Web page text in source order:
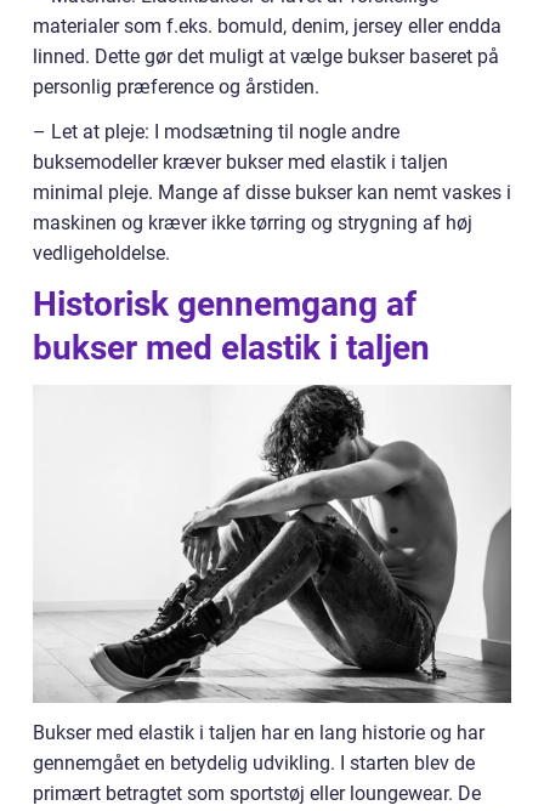
materialer som f.eks. bomuld, denim, jersey eller endda
linned. Dette gør det muligt at vælge bukser baseret på
personlig præference og årstiden.
– Let at pleje: I modsætning til nogle andre
buksemodeller kræver bukser med elastik i taljen
minimal pleje. Mange af disse bukser kan nemt vaskes i
maskinen og kræver ikke tørring og strygning af høj
vedligeholdelse.
Historisk gennemgang af
bukser med elastik i taljen
Bukser med elastik i taljen har en lang historie og har
gennemgået en betydelig udvikling. I starten blev de
primært betragtet som sportstøj eller loungewear. De